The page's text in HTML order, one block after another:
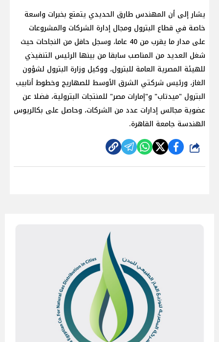
يشار إلى أن المهندس طارق الحديدي يتمتع بخبرات واسعة
خاصة في قطاع البترول ومجال إدارة الشركات والمشروعات
على مدار ما يقرب من 40 عاما، وسجل حافل من النجاحات حيث
شغل العديد من المناصب سابقا من بينها الرئيس التنفيذي
للهيئة المصرية العامة للبترول، ووكيل وزارة البترول لشؤون
الغاز، ورئيس شركتي الشرق الأوسط للصهاريج وخطوط أنابيب
البترول "ميدتاب" و"إمارات مصر" للمنتجات البترولية، فضلا عن
عضوية مجالس إدارات عدد من الشركات، وحاصل على بكالريوس
الهندسة جامعة القاهرة.
شارك